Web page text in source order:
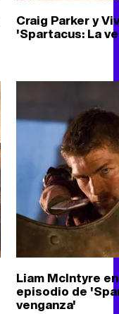
Craig Parker y
'Spartacus: La
Liam McIntyre
episodio de
venganza'